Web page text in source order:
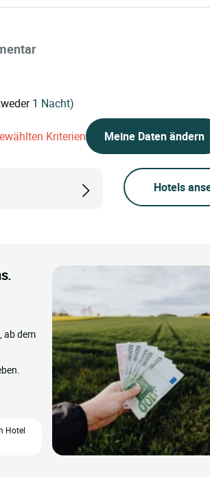
1 Nacht)
Kriterien Meine Daten ändern
Hotels
ab dem
Hotel